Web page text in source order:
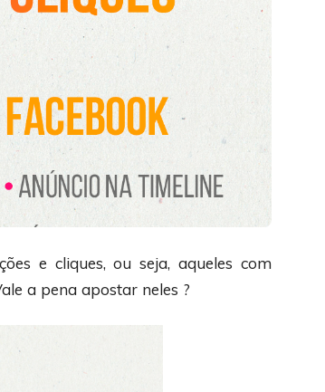
e cliques, ou seja, aqueles com
a pena apostar neles ?